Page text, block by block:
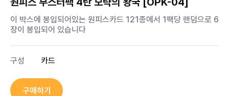
이 박스에 봉입되어있는 원피스카드 121종에서 1팩당 랜덤으로 6
장이 봉입되어 있습니다
구성 카드
구매하기